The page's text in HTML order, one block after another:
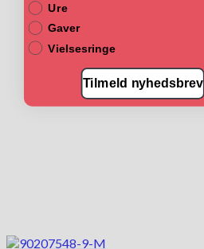
Ure
Gaver
Vielsesringe
Tilmeld nyhedsbrev